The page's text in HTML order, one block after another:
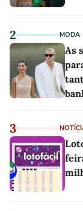
2 MODA
As
3